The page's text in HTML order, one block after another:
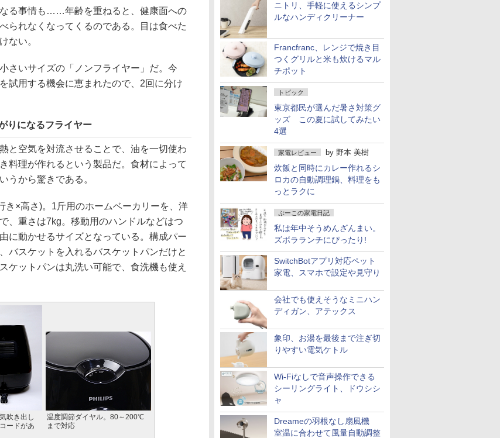
ニトリ、手軽に使えるシンプ
ルなハンディクリーナー
Francfranc、レンジで焼き目
つくグリルと米も炊けるマル
チポット
トピック
東京都民が選んだ暑さ対策グ
ッズ この夏に試してみたい
4選
家電レビュー by 野本 美樹
炊飯と同時にカレー作れるシ
ロカの自動調理鍋、料理をも
っとラクに
ぷーこの家電日記
私は年中そうめんざんまい。
ズボラランチにぴったり!
SwitchBotアプリ対応ペット
家電、スマホで設定や見守り
会社でも使えそうなミニハン
ディガン、アテックス
象印、お湯を最後まで注ぎ切
りやすい電気ケトル
Wi-Fiなしで音声操作できる
シーリングライト、ドウシシ
ャ
Dreameの羽根なし扇風機
室温に合わせて風量自動調整
る事情も……年齢を重ねると、健康面への
られなくなってくるのである。目は食べた
ない。
さいサイズの「ノンフライヤー」だ。今
試用する機会に恵まれたので、2回に分け
りになるフライヤー
と空気を対流させることで、油を一切使わ
料理が作れるという製品だ。食材によって
うから驚きである。
×高さ)。1斤用のホームベーカリーを、洋
、重さは7kg。移動用のハンドルなどはつ
に動かせるサイズとなっている。構成パー
バスケットを入れるバスケットパンだけと
ケットパンは丸洗い可能で、食洗機も使え
吹き出し
ードがあ
温度調節ダイヤル。80～200℃
まで対応